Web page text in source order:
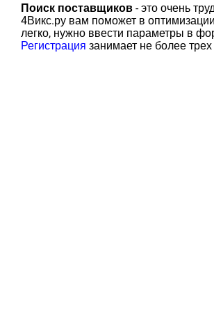
Поиск поставщиков - это очень
4Викс.ру вам поможет в
легко, нужно ввести параметры в
Регистрация занимает не более